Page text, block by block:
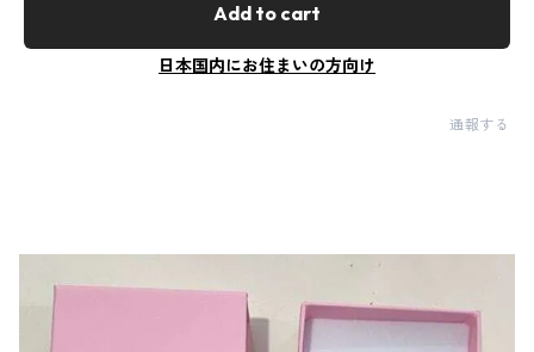
Add to cart
日本国内にお住まいの方向け
通報する